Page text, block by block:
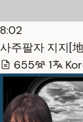
8:02
사주팔자 지지[
655
1